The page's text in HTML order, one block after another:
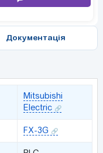
Документація
Mitsubishi
Electric
FX-3G